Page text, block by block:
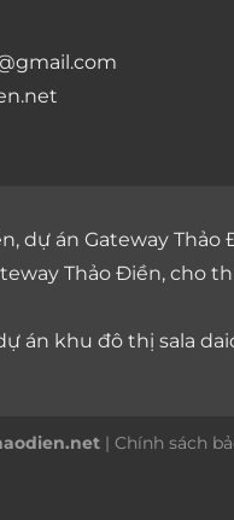
, dự án Gateway Thảo
Thảo Điền, cho
án khu đô thị sala
| Chính sách